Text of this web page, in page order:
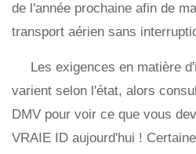
de l'année prochaine afin de
transport aérien sans
Les exigences en matière
varient selon l'état, alors
DMV pour voir ce que vous
VRAIE ID aujourd'hui !